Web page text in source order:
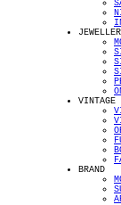
VINTAGE
BRAND